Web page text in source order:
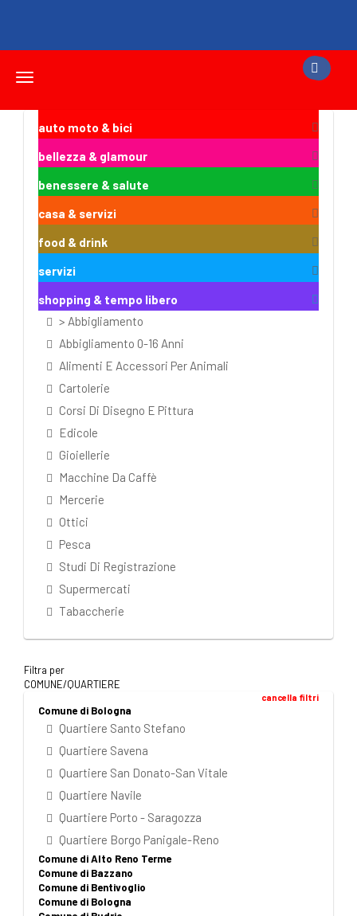
Toggle
auto moto & bici
bellezza & glamour
benessere & salute
casa & servizi
food & drink
servizi
shopping & tempo libero
> Abbigliamento
Abbigliamento 0-16 Anni
Alimenti E Accessori Per Animali
Cartolerie
Corsi Di Disegno E Pittura
Edicole
Gioiellerie
Macchine Da Caffè
Mercerie
Ottici
Pesca
Studi Di Registrazione
Supermercati
Tabaccherie
Filtra per
COMUNE/QUARTIERE
cancella filtri
Comune di Bologna
Quartiere Santo Stefano
Quartiere Savena
Quartiere San Donato-San Vitale
Quartiere Navile
Quartiere Porto - Saragozza
Quartiere Borgo Panigale-Reno
Comune di Alto Reno Terme
Comune di Bazzano
Comune di Bentivoglio
Comune di Bologna